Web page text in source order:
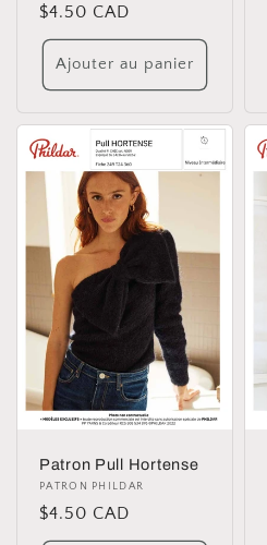
Prix
habituel
$4.50 CAD
Ajouter au panier
Patron Pull Hortense
Distributeur :
PATRON PHILDAR
Prix
habituel
$4.50 CAD